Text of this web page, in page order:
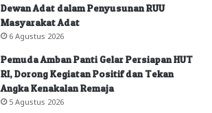
Dewan Adat dalam Penyusunan RUU
Masyarakat Adat
6 Agustus 2026
Pemuda Amban Panti Gelar Persiapan HUT
RI, Dorong Kegiatan Positif dan Tekan
Angka Kenakalan Remaja
5 Agustus 2026